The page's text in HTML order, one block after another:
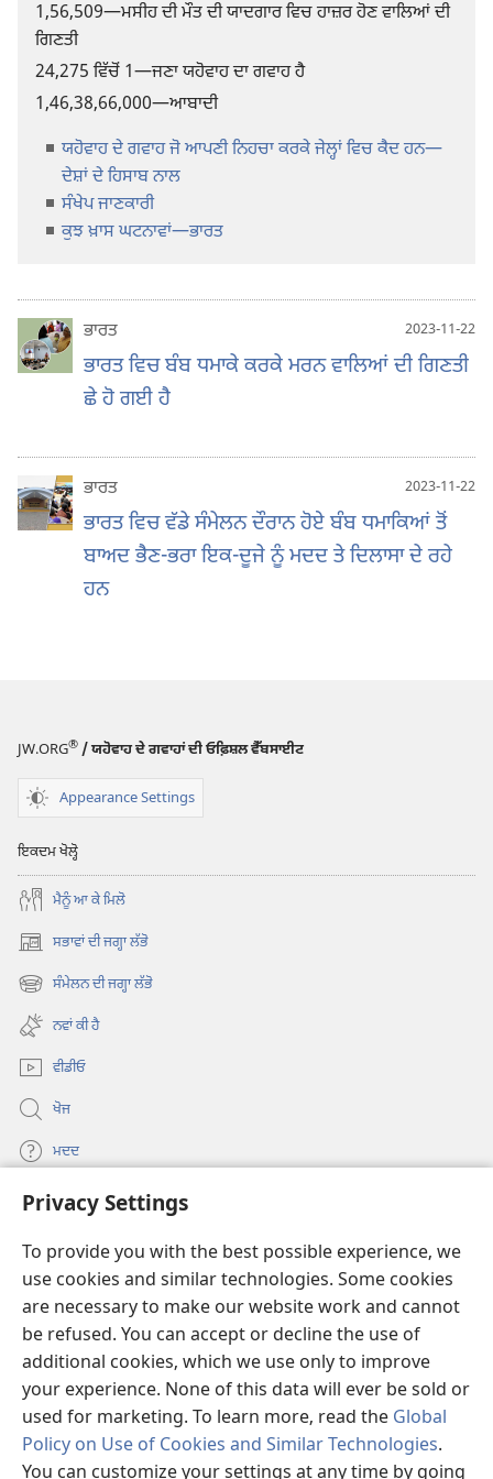
Privacy Settings
To provide you with the best possible experience, we
use cookies and similar technologies. Some cookies
are necessary to make our website work and cannot
be refused. You can accept or decline the use of
additional cookies, which we use only to improve
your experience. None of this data will ever be sold or
used for marketing. To learn more, read the Global
Policy on Use of Cookies and Similar Technologies.
You can customize your settings at any time by going
1,56,509​—ਮਸੀਹ ਦੀ ਮੌਤ ਦੀ ਯਾਦਗਾਰ ਵਿਚ ਹਾਜ਼ਰ ਹੋਣ ਵਾਲਿਆਂ ਦੀ
ਗਿਣਤੀ
24,275ਵਿੱਚੋਂ 1​—ਜਣਾ ਯਹੋਵਾਹ ਦਾ ਗਵਾਹ ਹੈ
1,46,38,66,000​—ਆਬਾਦੀ
ਯਹੋਵਾਹ ਦੇ ਗਵਾਹ ਜੋ ਆਪਣੀ ਨਿਹਚਾ ਕਰਕੇ ਜੇਲ੍ਹਾਂ ਵਿਚ ਕੈਦ ਹਨ—
ਦੇਸ਼ਾਂ ਦੇ ਹਿਸਾਬ ਨਾਲ
ਸੰਖੇਪ ਜਾਣਕਾਰੀ
ਕੁਝ ਖ਼ਾਸ ਘਟਨਾਵਾਂ​—ਭਾਰਤ
2023-11-22
ਭਾਰਤ
ਭਾਰਤ ਵਿਚ ਬੰਬ ਧਮਾਕੇ ਕਰਕੇ ਮਰਨ ਵਾਲਿਆਂ ਦੀ ਗਿਣਤੀ
ਛੇ ਹੋ ਗਈ ਹੈ
2023-11-22
ਭਾਰਤ
ਭਾਰਤ ਵਿਚ ਵੱਡੇ ਸੰਮੇਲਨ ਦੌਰਾਨ ਹੋਏ ਬੰਬ ਧਮਾਕਿਆਂ ਤੋਂ
ਬਾਅਦ ਭੈਣ-ਭਰਾ ਇਕ-ਦੂਜੇ ਨੂੰ ਮਦਦ ਤੇ ਦਿਲਾਸਾ ਦੇ ਰਹੇ
ਹਨ
JW.ORG® / ਯਹੋਵਾਹ ਦੇ ਗਵਾਹਾਂ ਦੀ ਓਫ਼ਿਸ਼ਲ ਵੈੱਬਸਾਈਟ
Appearance Settings
ਇਕਦਮ ਖੋਲ੍ਹੋ
ਮੈਨੂੰ ਆ ਕੇ ਮਿਲੋ
ਸਭਾਵਾਂ ਦੀ ਜਗ੍ਹਾ ਲੱਭੋ
(opens
new ਸੰਮੇਲਨ ਦੀ ਜਗ੍ਹਾ ਲੱਭੋ
(opens
new
window)
ਨਵਾਂ ਕੀ ਹੈ
ਵੀਡੀਓ
ਖੋਜ
ਮਦਦ
ਦਾਨ
new
window)Watchtower ONLINE LIBRARY™
(opens
new
window)JW Hub
(opens
new
window)
®